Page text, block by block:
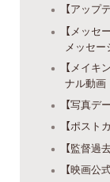
【アップ
【メッセ
メッセー
【メイキ
ナル動画
【写真デ
【ポスト
【監督過
【映画公